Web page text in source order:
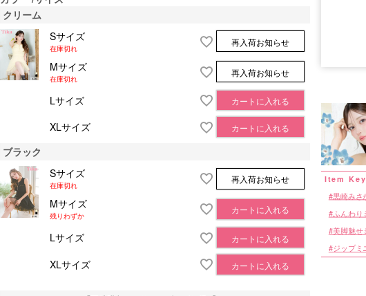
クリーム
Sサイズ
在庫切れ
再入荷お知らせ
Mサイズ
在庫切れ
再入荷お知らせ
Lサイズ カートに入れる
XLサイズ カートに入れる
ブラック
Sサイズ
在庫切れ
再入荷お知らせ
Mサイズ
残りわずか
カートに入れる
Lサイズ カートに入れる
XLサイズ カートに入れる
黒崎みさ
ふんわり
美脚魅せ
ジップミ